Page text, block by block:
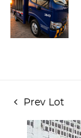
Prev Lot